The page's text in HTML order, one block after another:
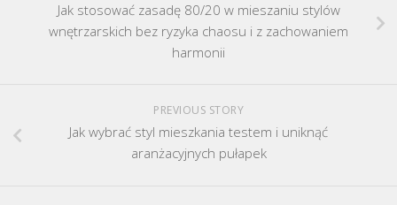
Jak stosować zasadę 80/20 w mieszaniu stylów
wnętrzarskich bez ryzyka chaosu i z zachowaniem
harmonii
PREVIOUS STORY
Jak wybrać styl mieszkania testem i uniknąć
aranżacyjnych pułapek